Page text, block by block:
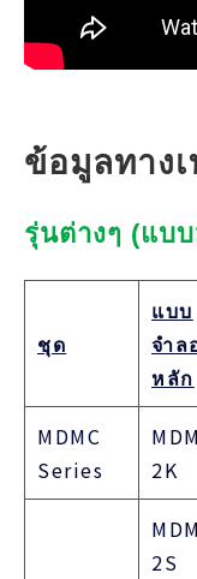
ข้อมูลทาง
รุ่นต่างๆ (แบ
ชุด
แบบ
จำล
หลัก
MDMC
Series
2K
2S